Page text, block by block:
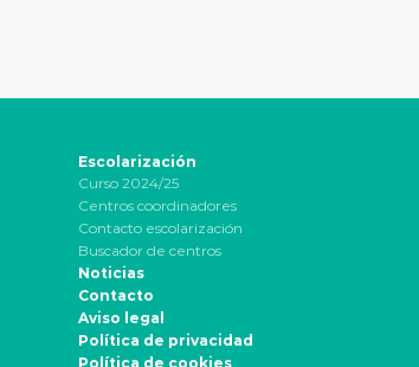
Escolarización
Curso 2024/25
Centros coordinadores
Contacto escolarización
Buscador de centros
Noticias
Contacto
Aviso legal
Política de privacidad
Política de cookies